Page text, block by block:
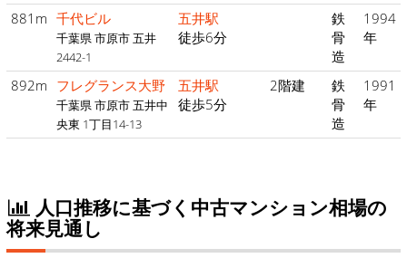
881m 千代ビル
千葉県 市原市 五井
2442-1
五井駅
徒歩6分
鉄
骨
造
1994
年
892m フレグランス大野
千葉県 市原市 五井中
央東 1丁目14-13
五井駅
徒歩5分
2階建
鉄
骨
造
1991
年
人口推移に基づく中古マンション相場の
将来見通し